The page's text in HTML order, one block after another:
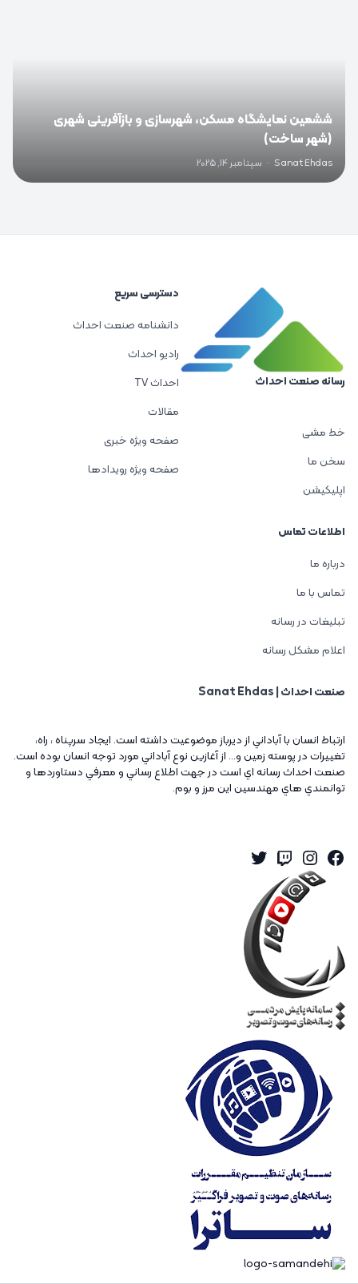
ششمین نمایشگاه مسکن، شهرسازی و بازآفرینی شهری
(شهر ساخت)
Sanat Ehdas
· سپتامبر 14, 2025
رسانه صنعت احداث
خط مشی
سخن ما
اپلیکیشن
دسترسی سریع
دانشنامه صنعت احداث
رادیو احداث
احداث TV
مقالات
صفحه ویژه خبری
صفحه ویژه رویدادها
اطلاعات تماس
درباره ما
تماس با ما
تبلیغات در رسانه
اعلام مشکل رسانه
صنعت احداث | Sanat Ehdas
ارتباط انسان با آباداني از ديرباز موضوعيت داشته است. ايجاد سرپناه ، راه،
تغييرات در پوسته زمين و... از آغازين نوع آباداني مورد توجه انسان بوده است.
صنعت احداث رسانه اي است در جهت اطلاع رساني و معرفي دستاوردها و
توانمندي هاي مهندسين اين مرز و بوم.
Facebook
Instagram
Twitch
Twitter